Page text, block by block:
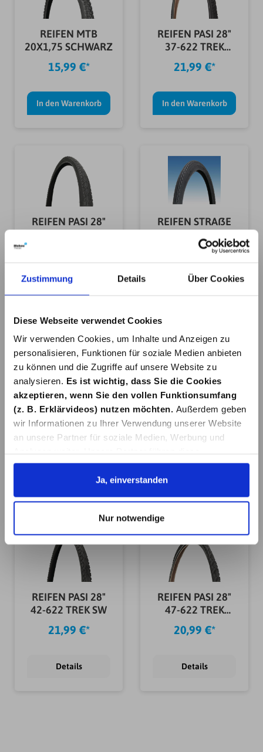
Zustimmung Details Über Cookies
Diese Webseite verwendet Cookies
Wir verwenden Cookies, um Inhalte und Anzeigen zu
personalisieren, Funktionen für soziale Medien anbieten
zu können und die Zugriffe auf unsere Website zu
analysieren. Es ist wichtig, dass Sie die Cookies
akzeptieren, wenn Sie den vollen Funktionsumfang
(z. B. Erklärvideos) nutzen möchten. Außerdem geben
wir Informationen zu Ihrer Verwendung unserer Website
an unsere Partner für soziale Medien, Werbung und
Informationen möglicherweise mit weiteren Daten
zusammen, die Sie ihnen bereitgestellt haben oder die
sie im Rahmen Ihrer Nutzung der Dienste gesammelt
Datenschutzerklärung. Link zu
unsererDatenschutzerklärung. Link zumImpressum.
Ja, einverstanden
Nur notwendige
REIFEN MTB
20X1,75 SCHWARZ
15,99 €*
In den Warenkorb
REIFEN PASI 28"
37-622 TREK
21,99 €*
In den Warenkorb
REIFEN PASI 28"
REIFEN STRAßE
SCHWARZ/BRAUN
15,99 €*
MTB REIFEN
26X1,95
PANNENSICHER,
22,99 €*
In den Warenkorb
REIFEN 27,5" 54-
584 MTB SW
24,99 €*
In den Warenkorb
REIFEN PASI 28"
42-622 TREK SW
21,99 €*
Details
REIFEN PASI 28"
47-622 TREK
20,99 €*
Details